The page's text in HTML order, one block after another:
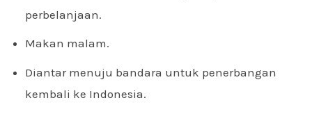
perbelanjaan.
Makan malam.
Diantar menuju bandara untuk penerbangan
kembali ke Indonesia.